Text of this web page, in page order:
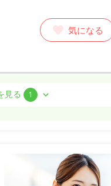
気になる
見る 1